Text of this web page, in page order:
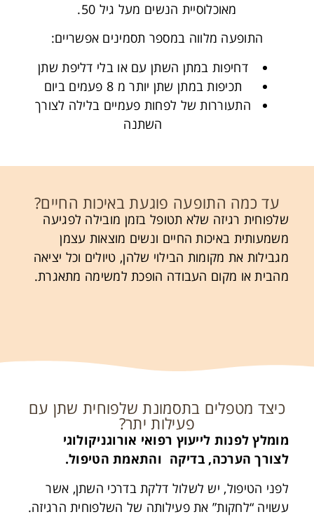
מאוכלוסיית הנשים מעל גיל 50.
התופעה מלווה במספר תסמינים אפשריים:
דחיפות במתן השתן עם או בלי דליפת שתן
תכיפות במתן שתן יותר מ 8 פעמים ביום
התעוררות של לפחות פעמיים בלילה לצורך
השתנה
עד כמה התופעה פוגעת באיכות החיים?
שלפוחית רגיזה שלא תטופל בזמן מובילה לפגיעה
משמעותית באיכות החיים ונשים מוצאות עצמן
מגבילות את מקומות הבילוי שלהן, טיולים וכל יציאה
מהבית או מקום העבודה הופכת למשימה מתאגרת.
כיצד מטפלים בתסמונת שלפוחית שתן עם
פעילות יתר?
מומלץ לפנות לייעוץ רפואי אורוגניקולוגי
לצורך הערכה, בדיקה והתאמת הטיפול.
לפני הטיפול, יש לשלול דלקת בדרכי השתן, אשר
עשויה “לחקות” את פעילותה של השלפוחית הרגיזה.